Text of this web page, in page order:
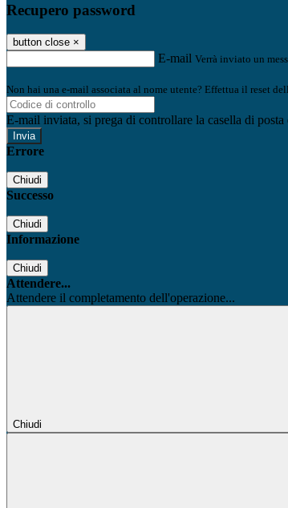
Recupero password
button close ×
E-mail Verrà inviato un
Non hai una e-mail associata al nome utente? Effettua il reset
E-mail inviata, si prega di controllare la casella di posta
Errore
Chiudi
Successo
Chiudi
Informazione
Chiudi
Attendere...
Attendere il completamento dell'operazione...
Chiudi